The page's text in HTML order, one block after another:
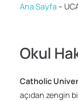
Ana Sayfa –
Okul
Catholic
açıdan zengin